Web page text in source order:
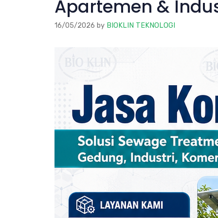
Apartemen &
16/05/2026 by BIOKLIN TEKNOLOGI